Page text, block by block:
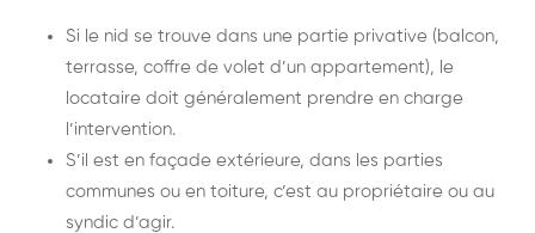
Si le nid se trouve dans une partie privative (balcon,
terrasse, coffre de volet d’un appartement), le
locataire doit généralement prendre en charge
l’intervention.
S’il est en façade extérieure, dans les parties
communes ou en toiture, c’est au propriétaire ou au
syndic d’agir.